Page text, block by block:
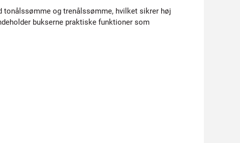
tonålssømme og trenålssømme, hvilket sikrer høj
bukserne praktiske funktioner som